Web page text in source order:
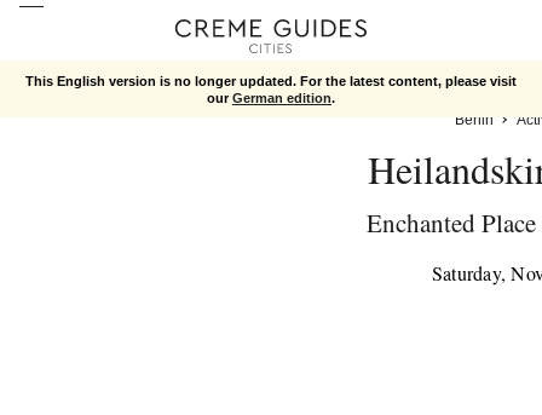
This English version is no longer updated. For the latest content, please visit
ourGerman edition.
Berlin
Enchanted
Saturday,